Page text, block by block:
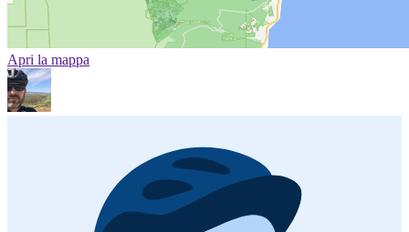
Apri la mappa